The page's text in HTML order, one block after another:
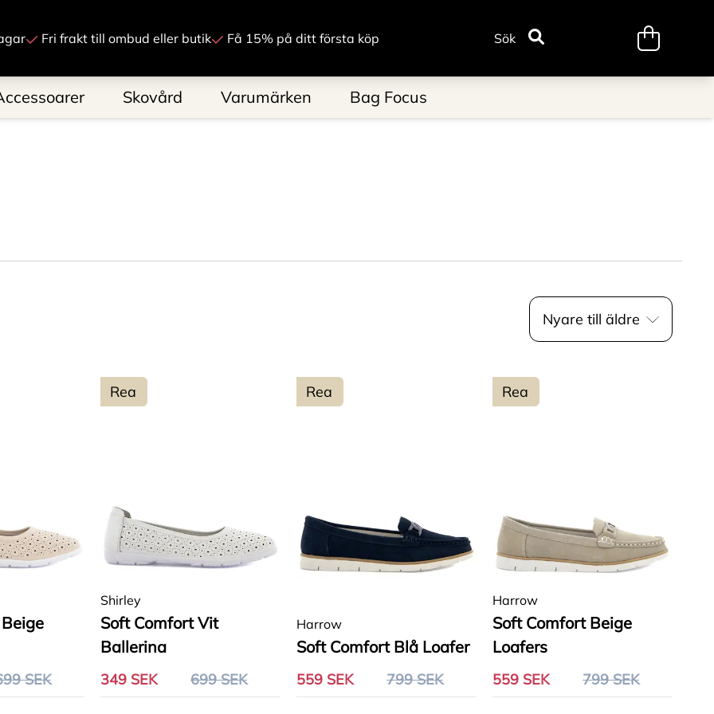
Fri frakt till ombud eller butik Få 15% på ditt första köp Sök
Skovård Varumärken Bag Focus
Nyare till äldre
SEK
Rea
Shirley
Soft Comfort Vit
Ballerina
349 SEK 699 SEK
Rea
Harrow
Soft Comfort Blå Loafer
559 SEK 799 SEK
Rea
Harrow
Soft Comfort Beige
Loafers
559 SEK 799 SEK